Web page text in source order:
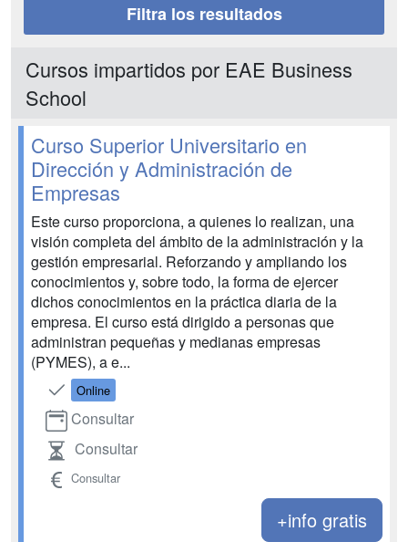
Filtra los resultados
Cursos impartidos por EAE Business
School
Curso Superior Universitario en
Dirección y Administración de
Empresas
Este curso proporciona, a quienes lo realizan, una
visión completa del ámbito de la administración y la
gestión empresarial. Reforzando y ampliando los
conocimientos y, sobre todo, la forma de ejercer
dichos conocimientos en la práctica diaria de la
empresa. El curso está dirigido a personas que
administran pequeñas y medianas empresas
(PYMES), a e...
Online
Consultar
Consultar
Consultar
+info gratis